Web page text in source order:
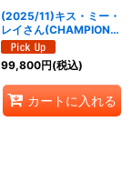
(2025/11)キス・ミー・
レイさん(CHAMPION/
イラスト違い)【C】
{BSC43-075}《黄》
99,800円(税込)
カートに入れる